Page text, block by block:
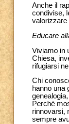
Anche il
condivise,
valorizzare
Educare
Viviamo in
Chiesa,
rifugiarsi
Chi
hanno una
Perché
rinnovarsi,
sempre